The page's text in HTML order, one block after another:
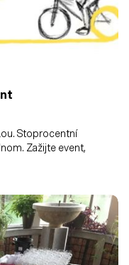
Stoprocentní
Zažijte event,